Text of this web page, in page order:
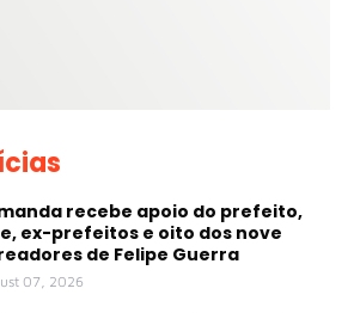
recebe apoio do prefeito,
ex-prefeitos e oito dos nove
de Felipe Guerra
07, 2026